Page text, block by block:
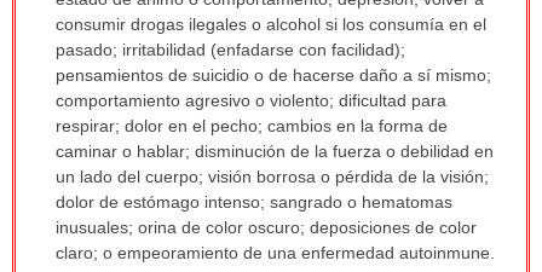
consumir drogas ilegales o alcohol si los consumía en el
pasado; irritabilidad (enfadarse con facilidad);
pensamientos de suicidio o de hacerse daño a sí mismo;
comportamiento agresivo o violento; dificultad para
respirar; dolor en el pecho; cambios en la forma de
caminar o hablar; disminución de la fuerza o debilidad en
un lado del cuerpo; visión borrosa o pérdida de la visión;
dolor de estómago intenso; sangrado o hematomas
inusuales; orina de color oscuro; deposiciones de color
claro; o empeoramiento de una enfermedad autoinmune.